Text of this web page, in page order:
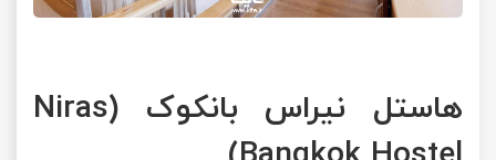
هاستل نیراس بانکوک (Niras